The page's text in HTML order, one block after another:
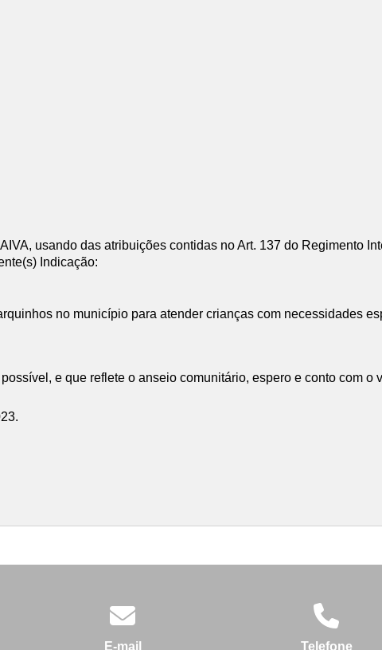
, usando das atribuições contidas no Art. 137 do Regimento
Indicação:
no município para atender crianças com necessidades
e que reflete o anseio comunitário, espero e conto com o
E-mail Telefone